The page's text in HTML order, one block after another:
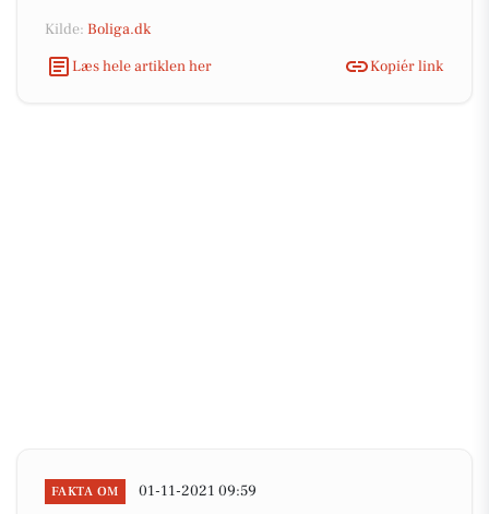
Kilde: Boliga.dk
Læs hele artiklen her
Kopiér link
FAKTA OM 01-11-2021 09:59